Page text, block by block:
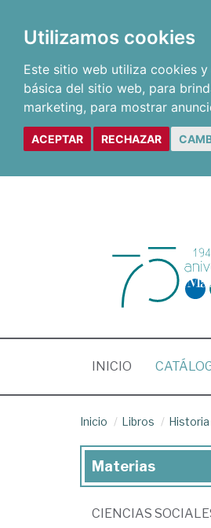
Utilizamos cookies
Este sitio web utiliza cookies
básica del sitio web, para
marketing, para mostrar
ACEPTAR RECHAZAR
INICIO (CURRENT)
Inicio Libros Historia
Materias
CIENCIAS